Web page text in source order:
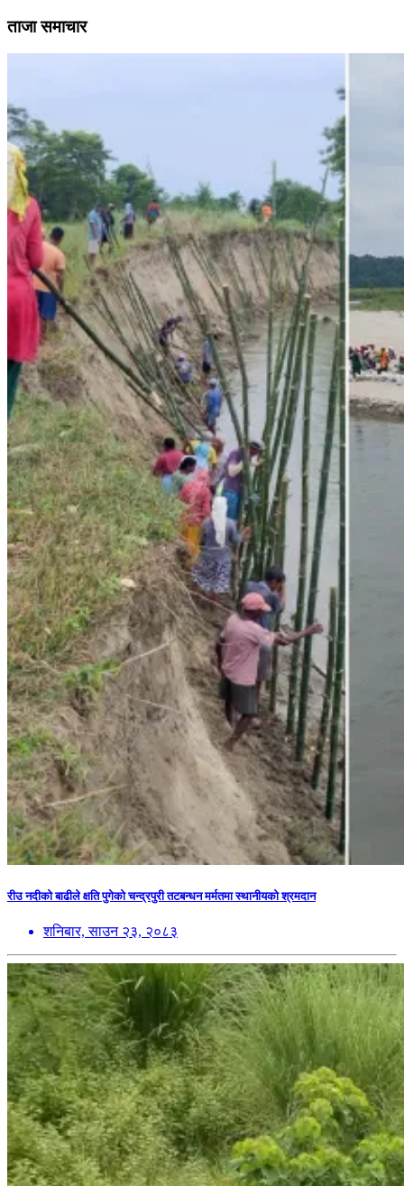
ताजा समाचार
रीउ नदीको बाढीले क्षति पुगेको चन्द्रपुरी तटबन्धन मर्मतमा स्थानीयको श्रमदान
शनिबार, साउन २३, २०८३